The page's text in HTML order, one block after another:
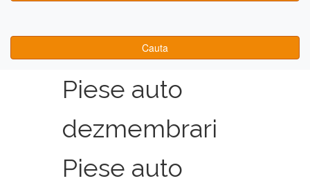
Cauta
Piese auto
dezmembrari
Piese auto